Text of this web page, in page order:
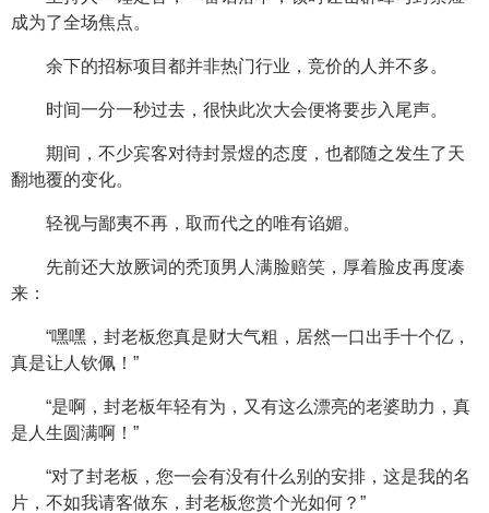
成为了全场焦点。
余下的招标项目都并非热门行业，竞价的人并不多。
时间一分一秒过去，很快此次大会便将要步入尾声。
期间，不少宾客对待封景煜的态度，也都随之发生了天
翻地覆的变化。
轻视与鄙夷不再，取而代之的唯有谄媚。
先前还大放厥词的秃顶男人满脸赔笑，厚着脸皮再度凑
来：
“嘿嘿，封老板您真是财大气粗，居然一口出手十个亿，
真是让人钦佩！”
“是啊，封老板年轻有为，又有这么漂亮的老婆助力，真
是人生圆满啊！”
“对了封老板，您一会有没有什么别的安排，这是我的名
片，不如我请客做东，封老板您赏个光如何？”